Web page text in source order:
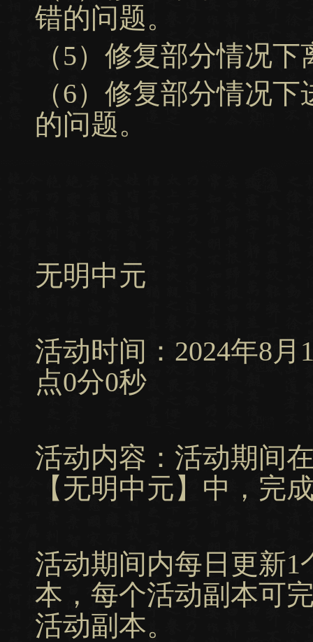
错的问题。
（5）修复部分情况
（6）修复部分情况
的问题。
无明中元
活动时间：2024年8月
点0分0秒
活动内容：活动期间
【无明中元】中，完
活动期间内每日更新
本，每个活动副本可
活动副本。